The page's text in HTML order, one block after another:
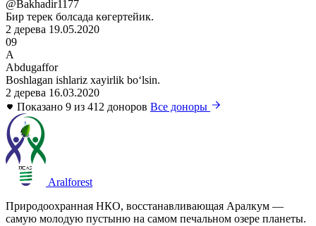
@Bakhadir1177
Бир терек болсада көгертейик.
2 дерева 19.05.2020
09
A
Abdugaffor
Boshlagan ishlariz xayirlik boʻlsin.
2 дерева 16.03.2020
Показано 9 из 412 доноров Все доноры
Aralforest
Природоохранная НКО, восстанавливающая Аралкум —
самую молодую пустыню на самом печальном озере планеты.